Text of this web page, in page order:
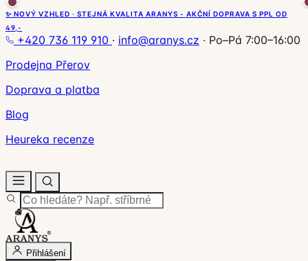
✨ NOVÝ VZHLED · STEJNÁ KVALITA ARANYS - AKČNÍ DOPRAVA S PPL OD
49,-
+420 736 119 910 · info@aranys.cz · Po–Pá 7:00–16:00
Prodejna Přerov
Doprava a platba
Blog
Heureka recenze
Přihlášení